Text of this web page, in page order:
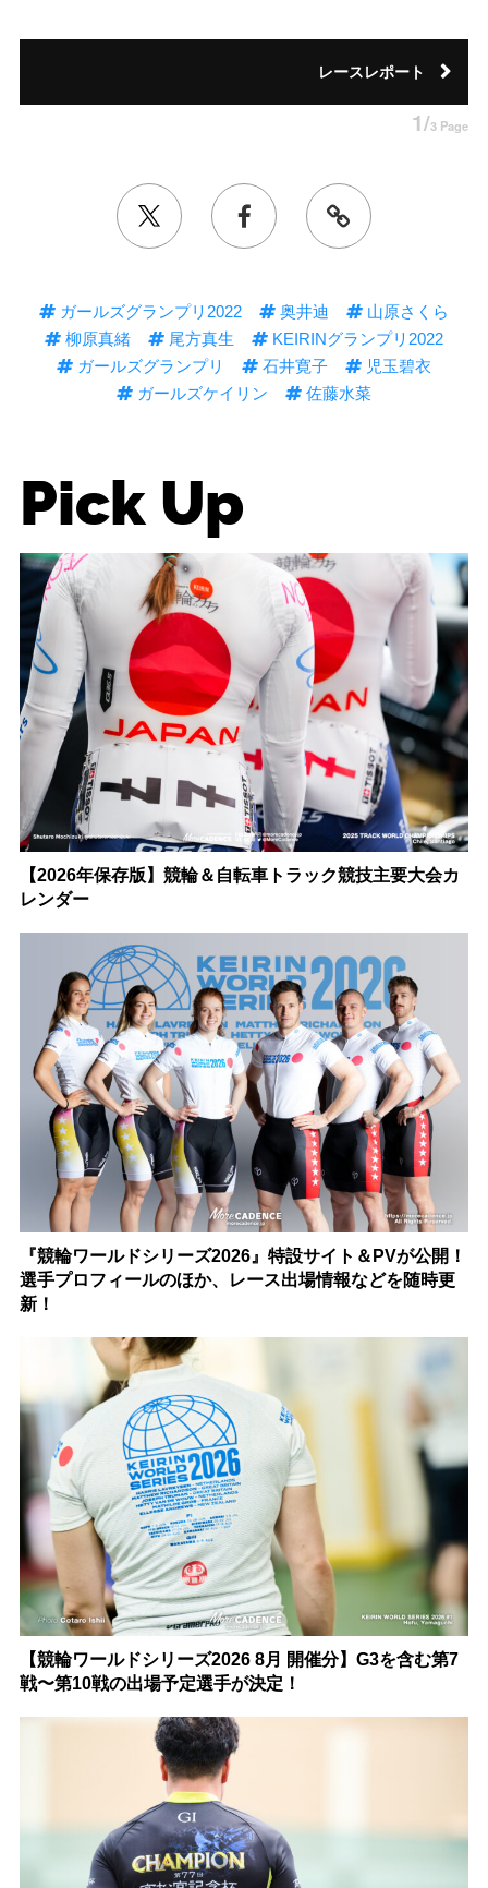
レースレポート
1/3 Page
ガールズグランプリ2022 奥井迪
山原さくら
柳原真緒
尾方真生
KEIRINグランプリ2022
ガールズグランプリ
石井寛子
児玉碧衣
ガールズケイリン
佐藤水菜
Pick Up
【2026年保存版】競輪＆自転車トラック競技主要大会カ
レンダー
『競輪ワールドシリーズ2026』特設サイト＆PVが公開！
選手プロフィールのほか、レース出場情報などを随時更
新！
【競輪ワールドシリーズ2026 8月 開催分】G3を含む第7
戦〜第10戦の出場予定選手が決定！